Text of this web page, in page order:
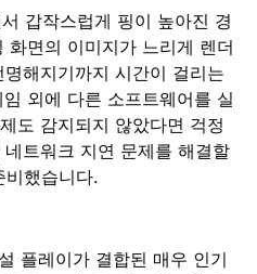
갑작스럽게 핑이 높아진 경
화면의 이미지가 느리게 렌더
해지기까지 시간이 걸리는
외에 다른 소프트웨어를 실
도 감지되지 않았다면 걱정
트워크 지연 문제를 해결할
했습니다.
플레이가 결합된 매우 인기